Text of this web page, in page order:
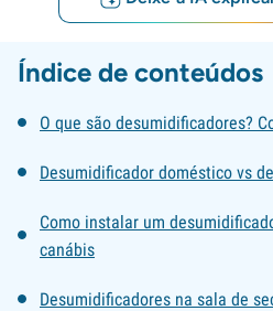
Índice de conteúdos
O que são desumidificadores?
Desumidificador doméstico vs
Como instalar um
canábis
Desumidificadores na sala de